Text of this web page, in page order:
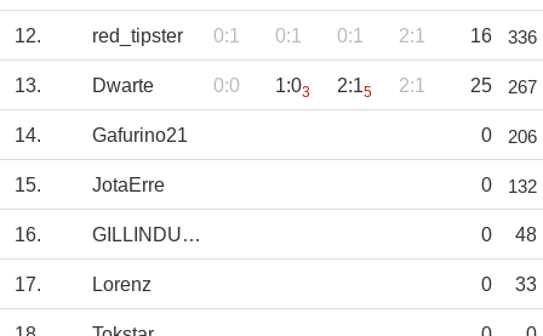
12. red_tipster 0:1 0:1 0:1 2:1 16 336
13. Dwarte 0:0 1:03 2:15 2:1 25 267
14. Gafurino21 0 206
15. JotaErre 0 132
16. GILLINDUUU 0 48
17. Lorenz 0 33